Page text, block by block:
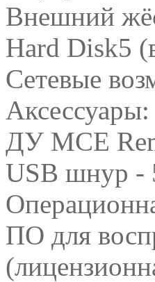
Внешний
Hard Disk5
Сетевые
ДУ MCE
USB шнур -
ПО для